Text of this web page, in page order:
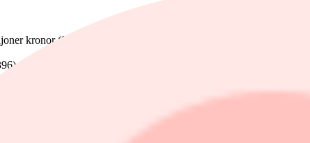
kronor (918).
med en bruttomarginal på 44,1 procent (43,1).
en rörelsemarginal på 0,5 procent (3,1).
(12).